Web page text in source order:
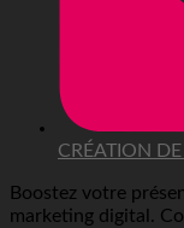
CRÉATION
Boostez votre
marketing digital.